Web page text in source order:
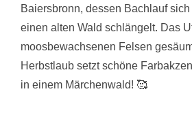
Baiersbronn, dessen Bachlauf
einen alten Wald schlängelt. Das
moosbewachsenen Felsen
Herbstlaub setzt schöne
in einem Märchenwald! 🥰